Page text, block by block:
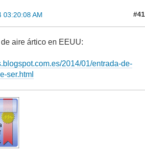
03:20:08 AM #41
aire ártico en EEUU:
2014/01/entrada-de-
ser.html